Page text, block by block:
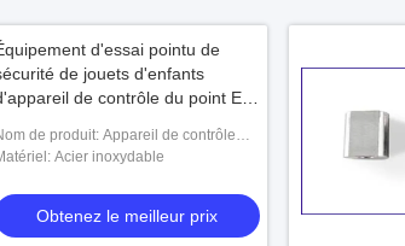
d'essai pointu de
de jouets d'enfants
de contrôle du point EN-
de produit: Appareil de contrôle
de point
Acier inoxydable
Obtenez le meilleur prix